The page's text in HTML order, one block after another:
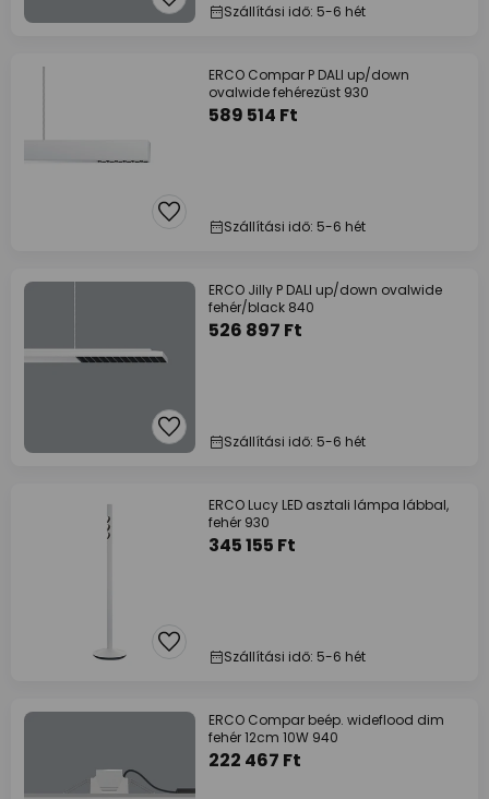
Szállítási idő: 5-6 hét
ERCO Compar P DALI up/down
ovalwide fehérezüst 930
589 514 Ft
Szállítási idő: 5-6 hét
ERCO Jilly P DALI up/down ovalwide
fehér/black 840
526 897 Ft
Szállítási idő: 5-6 hét
ERCO Lucy LED asztali lámpa lábbal,
fehér 930
345 155 Ft
Szállítási idő: 5-6 hét
ERCO Compar beép. wideflood dim
fehér 12cm 10W 940
222 467 Ft